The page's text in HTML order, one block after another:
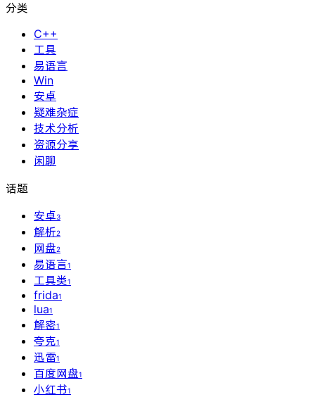
分类
C++
工具
易语言
Win
安卓
疑难杂症
技术分析
资源分享
闲聊
话题
安卓3
解析2
网盘2
易语言1
工具类1
frida1
lua1
解密1
夸克1
迅雷1
百度网盘1
小红书1